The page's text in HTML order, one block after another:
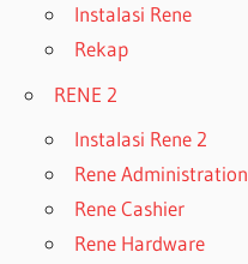
Instalasi Rene
Rekap
RENE 2
Instalasi Rene 2
Rene Administration
Rene Cashier
Rene Hardware